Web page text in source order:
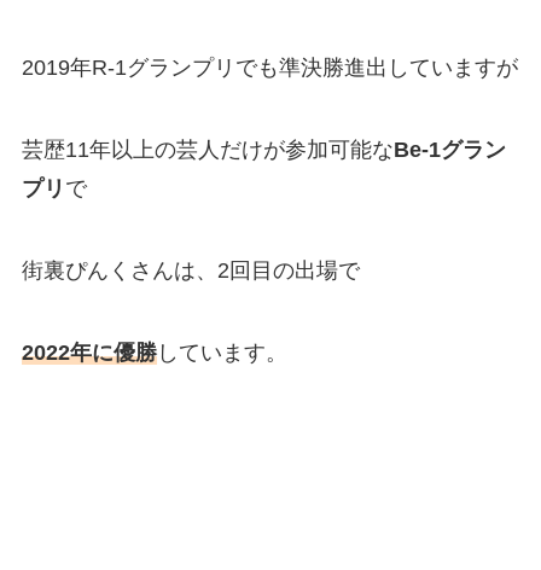
2019年R-1グランプリでも準決勝進出していますが
芸歴11年以上の芸人だけが参加可能なBe-1グラン
プリ で
街裏ぴんくさんは、2回目の出場で
2022年に優勝しています。